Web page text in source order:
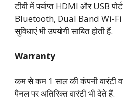
टीवी में पर्याप्त HDMI और USB
Bluetooth, Dual Band Wi-Fi
सुविधाएं भी उपयोगी साबित होती हैं.
Warranty
कम से कम 1 साल की कंपनी वारंटी
पैनल पर अतिरिक्त वारंटी भी देते हैं.